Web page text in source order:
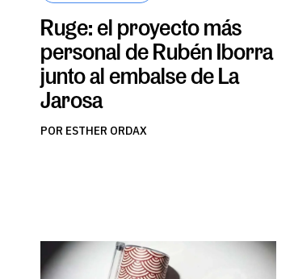
Ruge: el proyecto más
personal de Rubén Iborra
junto al embalse de La
Jarosa
POR ESTHER ORDAX